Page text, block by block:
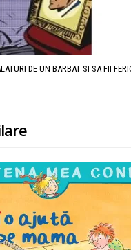
DE UN BARBAT SI SA FII
lei.